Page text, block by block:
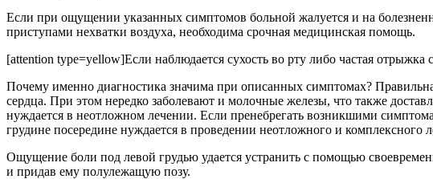
Если при ощущении указанных симптомов больной жалуется и на
приступами нехватки воздуха, необходима срочная медицинская помощь.
[attention type=yellow]Если наблюдается сухость во рту либо частая
Почему именно диагностика значима при описанных симптомах?
сердца. При этом нередко заболевают и молочные железы, что также
нуждается в неотложном лечении. Если пренебрегать возникшими
грудине посередине нуждается в проведении неотложного и комплексного
Ощущение боли под левой грудью удается устранить с помощью
и придав ему полулежащую позу.